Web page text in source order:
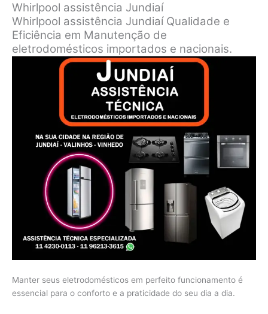
Whirlpool assistência Jundiaí
Whirlpool assistência Jundiaí Qualidade e
Eficiência em Manutenção de
eletrodomésticos importados e nacionais.
Manter seus eletrodomésticos em perfeito funcionamento é
essencial para o conforto e a praticidade do seu dia a dia.